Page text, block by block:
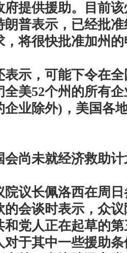
提供援助。目前
朗普表示，已经批
，将很快批准加州
示，可能下令在全
美52个州的所有
企业除外)，美国各
尚未就经济救助计
议长佩洛西在周日
的会谈时表示，众
和党人正在起草的
对于其中一些援助